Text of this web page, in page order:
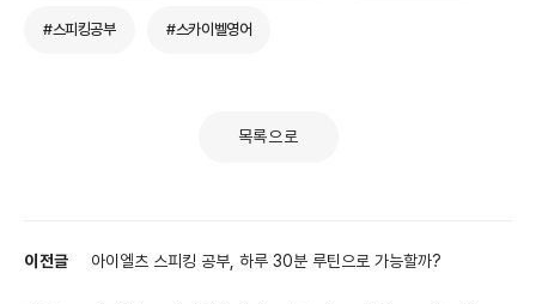
#스피킹공부 #스카이벨영어
목록으로
이전글 아이엘츠 스피킹 공부, 하루 30분 루틴으로 가능할까?